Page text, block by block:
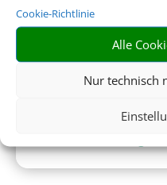
Cookie-Richtlinie
Alle
Nur technisch